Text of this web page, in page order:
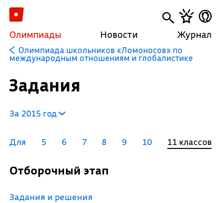
Олимпиады Новости Журнал
Олимпиада школьников «Ломоносов» по
международным отношениям и глобалистике
Задания
За 2015 год
Для 5 6 7 8 9 10 11 классов
Отборочный этап
Задания и решения